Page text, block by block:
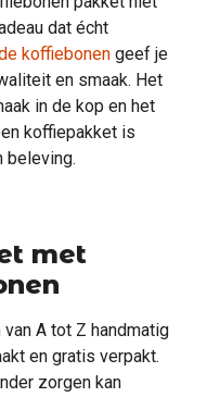
dat écht
koffiebonen geef je
en smaak. Het
in de kop en het
koffiepakket is
beleving.
met
A tot Z handmatig
en gratis verpakt.
zorgen kan